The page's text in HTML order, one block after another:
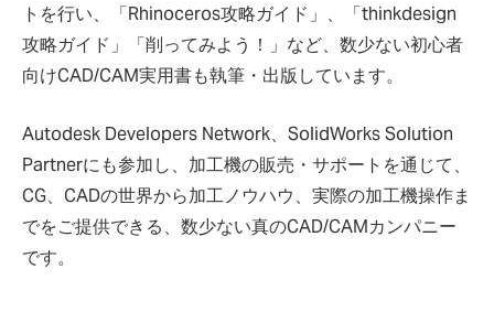
トを行い、「Rhinoceros攻略ガイド」、「thinkdesign
攻略ガイド」「削ってみよう！」など、数少ない初心者
向けCAD/CAM実用書も執筆・出版しています。
Autodesk Developers Network、SolidWorks Solution
Partnerにも参加し、加工機の販売・サポートを通じて、
CG、CADの世界から加工ノウハウ、実際の加工機操作ま
でをご提供できる、数少ない真のCAD/CAMカンパニー
です。